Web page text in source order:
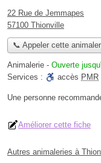
22 Rue de Jemmapes
57100 Thionville
📞 Appeler cette
Animalerie - Ouverte
Services :
accès PMR
Une personne
Améliorer cette fiche
Autres animaleries à